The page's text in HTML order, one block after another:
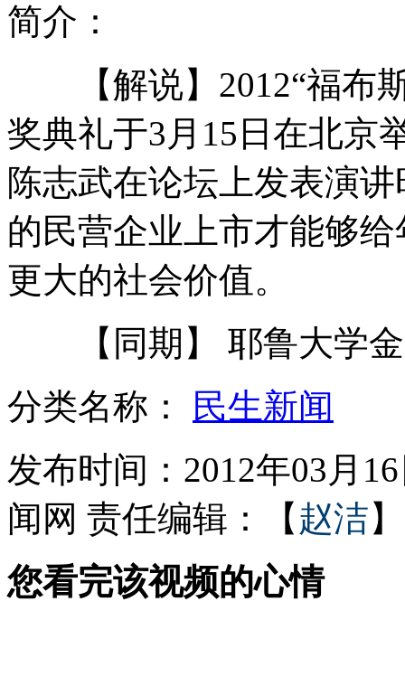
男子头顶大公鸡为自家鸡蛋做广告
怀五胞胎医院拒做手术 愁怀小两口
日无权在钓鱼岛海域执行"公务"
山西运城恶犬咬伤多人 警民合力深夜将其击毙
简介：
【解说】2012“福布斯
奖典礼于3月15日在北京
陈志武在论坛上发表演
的民营企业上市才能够
更大的社会价值。
【同期】 耶鲁大学金
分类名称：
民生新闻
发布时间：2012年03月
闻网 责任编辑：【 赵洁】
您看完该视频的心情